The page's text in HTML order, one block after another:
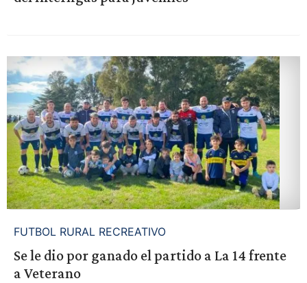
FUTBOL RURAL RECREATIVO
Se le dio por ganado el partido a La 14 frente
a Veterano